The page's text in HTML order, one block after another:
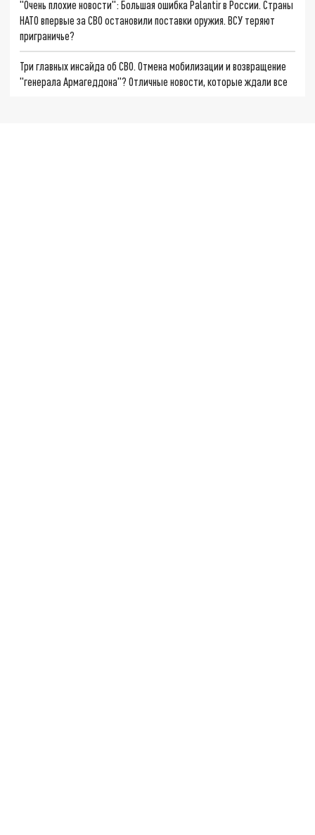
"Очень плохие новости": Большая ошибка Palantir в России. Страны
НАТО впервые за СВО остановили поставки оружия. ВСУ теряют
приграничье?
Три главных инсайда об СВО. Отмена мобилизации и возвращение
"генерала Армагеддона"? Отличные новости, которые ждали все